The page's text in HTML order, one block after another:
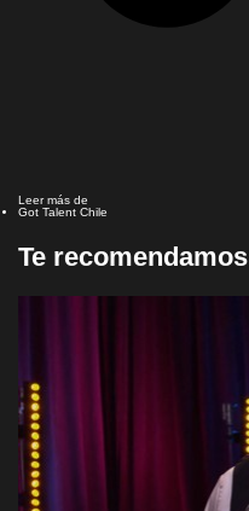
Leer más de
Got Talent Chile
Te recomendamos